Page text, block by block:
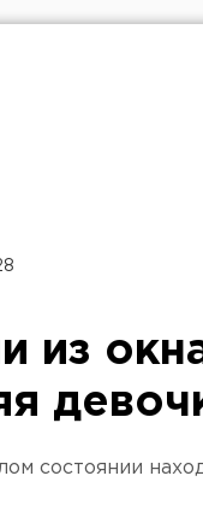
из
состоянии